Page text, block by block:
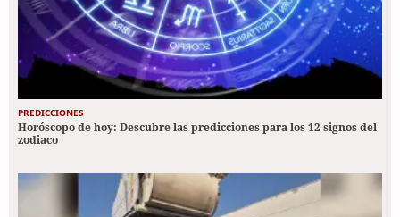
PREDICCIONES
Horóscopo de hoy: Descubre las predicciones para los 12 signos del
zodiaco